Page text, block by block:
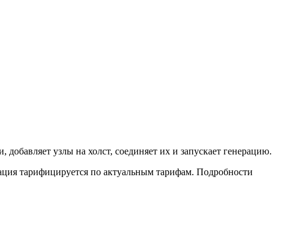
добавляет узлы на холст, соединяет их и запускает генерацию.
тарифицируется по актуальным тарифам. Подробности